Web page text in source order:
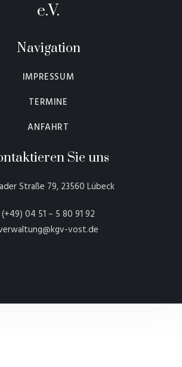
e.V.
Navigation
IMPRESSUM
TERMINE
ANFAHRT
Sie uns
Straße 79, 23560 Lübeck
(+49) 04 51 – 5 80 91 92
vost.de